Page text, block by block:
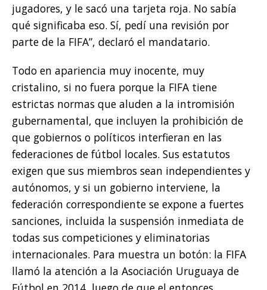
jugadores, y le sacó una tarjeta roja. No sabía
qué significaba eso. Sí, pedí una revisión por
parte de la FIFA”, declaró el mandatario.
Todo en apariencia muy inocente, muy
cristalino, si no fuera porque la FIFA tiene
estrictas normas que aluden a la intromisión
gubernamental, que incluyen la prohibición de
que gobiernos o políticos interfieran en las
federaciones de fútbol locales. Sus estatutos
exigen que sus miembros sean independientes y
autónomos, y si un gobierno interviene, la
federación correspondiente se expone a fuertes
sanciones, incluida la suspensión inmediata de
todas sus competiciones y eliminatorias
internacionales. Para muestra un botón: la FIFA
llamó la atención a la Asociación Uruguaya de